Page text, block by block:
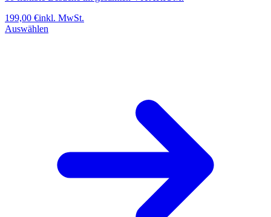
199,00 €inkl. MwSt.
Auswählen